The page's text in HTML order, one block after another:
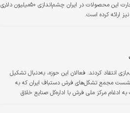
شده است که این بازار حداقل تا ۲۰۲۸ سالانه ۳.۵درصد رشد دائمی داشته ‌باشد. اما تجارت این محصولات در ایران چشم‌اندازی ۵۰میلیون دلاری
ارائه کرده است.
انتقاد کردند. فعالان این حوزه، به‌دنبال تشکیل
نشست مجمع تشکل‌های فرش دستباف ایران که به
ادغام مرکز ملی فرش با اداره‌کل صنایع خلاق